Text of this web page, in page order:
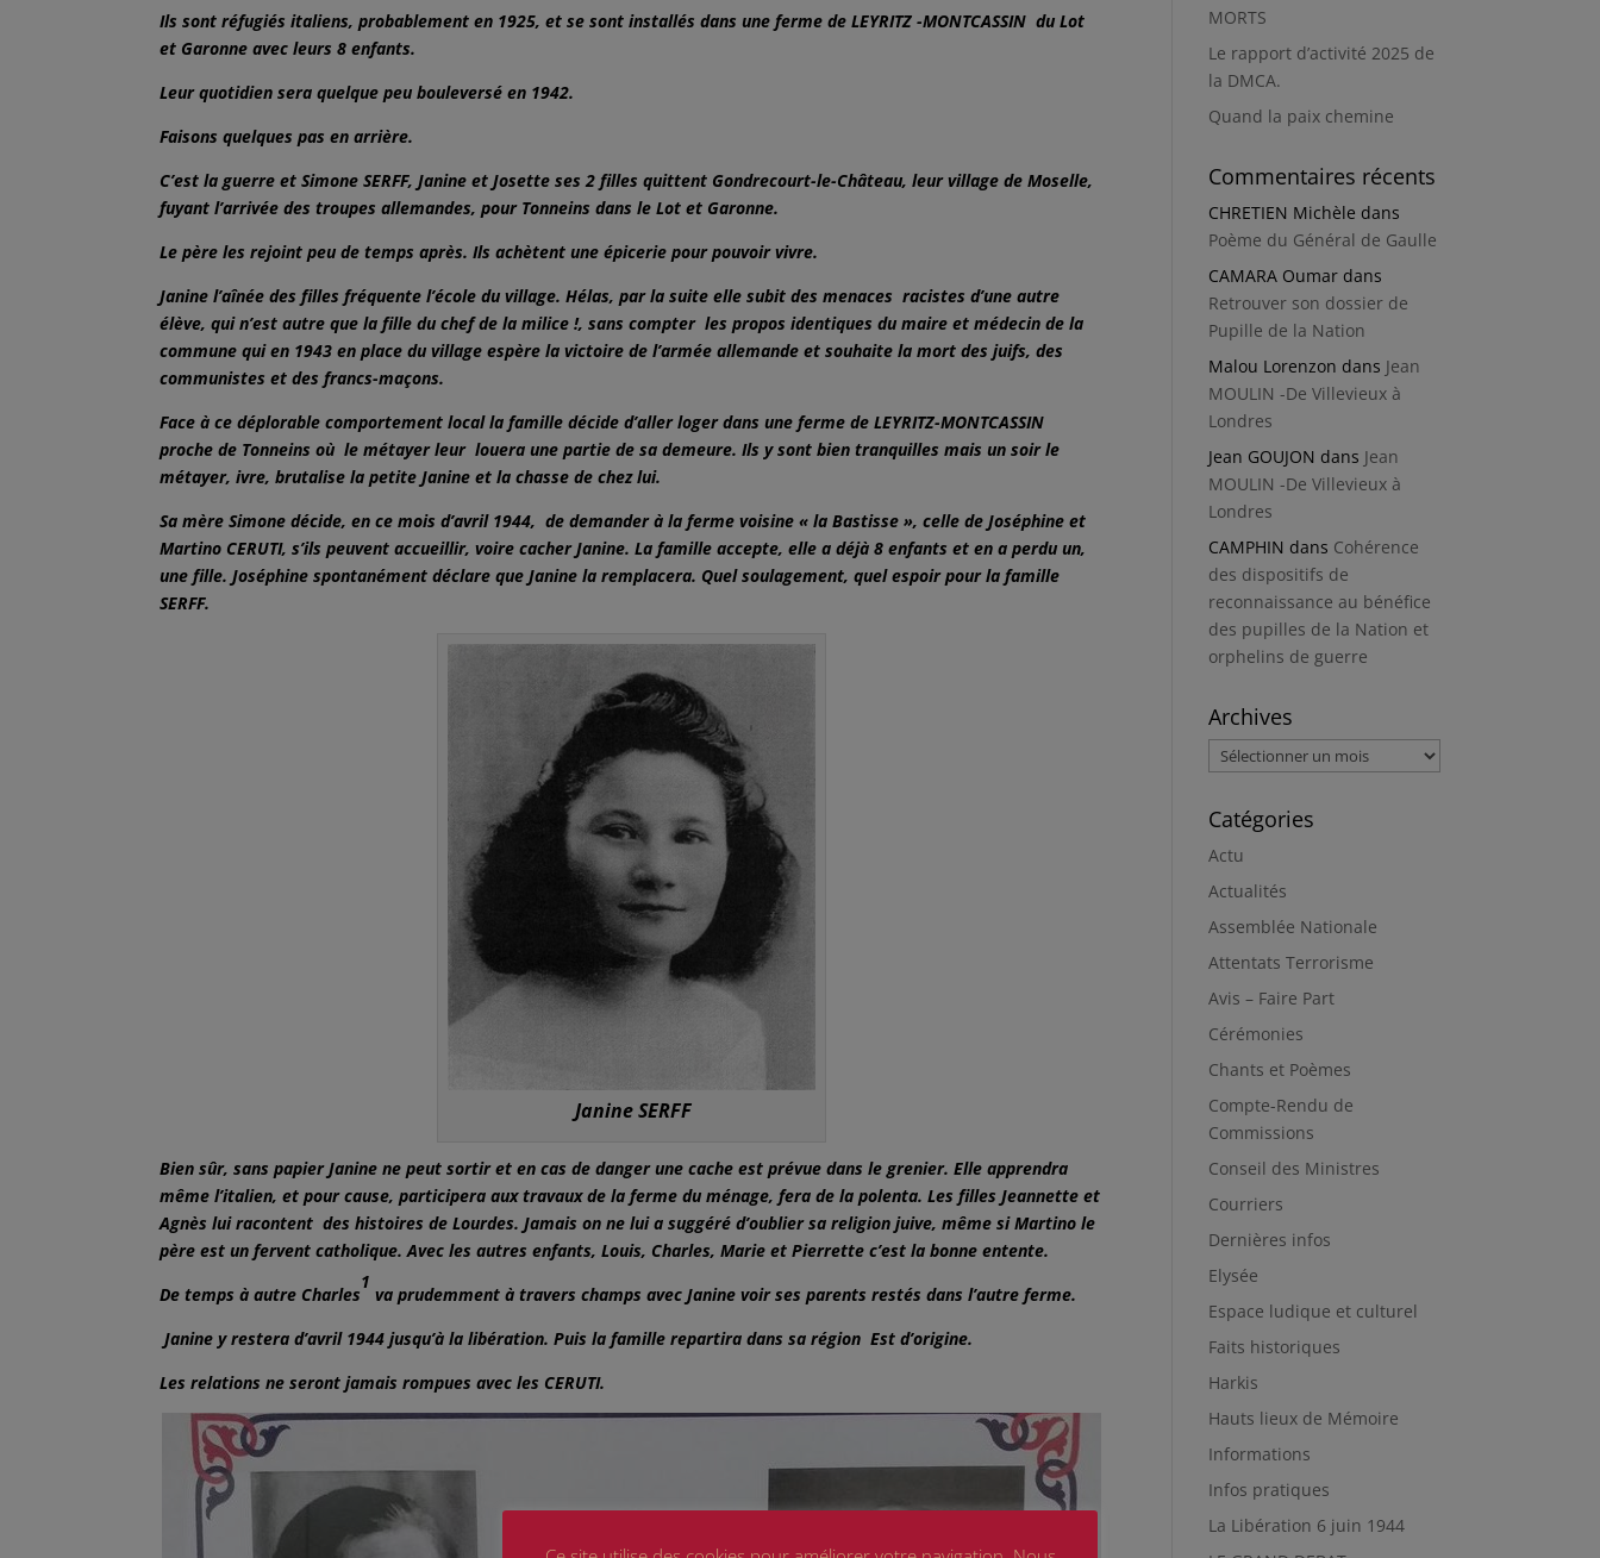
Ils sont réfugiés italiens, probablement en 1925, et se sont installés dans une ferme de LEYRITZ -MONTCASSIN du Lot
et Garonne avec leurs 8 enfants.
Leur quotidien sera quelque peu bouleversé en 1942.
Faisons quelques pas en arrière.
C’est la guerre et Simone SERFF, Janine et Josette ses 2 filles quittent Gondrecourt-le-Château, leur village de Moselle,
fuyant l’arrivée des troupes allemandes, pour Tonneins dans le Lot et Garonne.
Le père les rejoint peu de temps après. Ils achètent une épicerie pour pouvoir vivre.
Janine l’aînée des filles fréquente l’école du village. Hélas, par la suite elle subit des menaces racistes d’une autre
élève, qui n’est autre que la fille du chef de la milice !, sans compter les propos identiques du maire et médecin de la
commune qui en 1943 en place du village espère la victoire de l’armée allemande et souhaite la mort des juifs, des
communistes et des francs-maçons.
Face à ce déplorable comportement local la famille décide d’aller loger dans une ferme de LEYRITZ-MONTCASSIN
proche de Tonneins où le métayer leur louera une partie de sa demeure. Ils y sont bien tranquilles mais un soir le
métayer, ivre, brutalise la petite Janine et la chasse de chez lui.
Sa mère Simone décide, en ce mois d’avril 1944, de demander à la ferme voisine « la Bastisse », celle de Joséphine et
Martino CERUTI, s’ils peuvent accueillir, voire cacher Janine. La famille accepte, elle a déjà 8 enfants et en a perdu un,
une fille. Joséphine spontanément déclare que Janine la remplacera. Quel soulagement, quel espoir pour la famille
SERFF.
Janine SERFF
Bien sûr, sans papier Janine ne peut sortir et en cas de danger une cache est prévue dans le grenier. Elle apprendra
même l’italien, et pour cause, participera aux travaux de la ferme du ménage, fera de la polenta. Les filles Jeannette et
Agnès lui racontent des histoires de Lourdes. Jamais on ne lui a suggéré d’oublier sa religion juive, même si Martino le
père est un fervent catholique. Avec les autres enfants, Louis, Charles, Marie et Pierrette c’est la bonne entente.
De temps à autre Charles
1
va prudemment à travers champs avec Janine voir ses parents restés dans l’autre ferme.
Janine y restera d’avril 1944 jusqu’à la libération. Puis la famille repartira dans sa région Est d’origine.
Les relations ne seront jamais rompues avec les CERUTI.
MORTS
Le rapport d’activité 2025 de
la DMCA.
Quand la paix chemine
Commentaires récents
CHRETIEN Michèle dans
Poème du Général de Gaulle
CAMARA Oumar dans
Retrouver son dossier de
Pupille de la Nation
Malou Lorenzon dans Jean
MOULIN -De Villevieux à
Londres
Jean GOUJON dans Jean
MOULIN -De Villevieux à
Londres
CAMPHIN dans Cohérence
des dispositifs de
reconnaissance au bénéfice
des pupilles de la Nation et
orphelins de guerre
Archives
Archives
Catégories
Actu
Actualités
Assemblée Nationale
Attentats Terrorisme
Avis – Faire Part
Cérémonies
Chants et Poèmes
Compte-Rendu de
Commissions
Conseil des Ministres
Courriers
Dernières infos
Elysée
Espace ludique et culturel
Faits historiques
Harkis
Hauts lieux de Mémoire
Informations
Infos pratiques
La Libération 6 juin 1944